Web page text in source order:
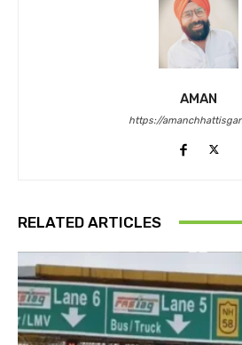
AMAN
https://
RELATED ARTICLES